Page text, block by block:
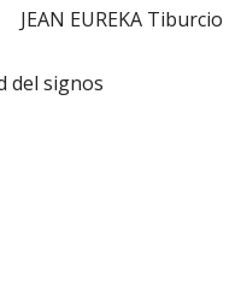
JEAN EUREKA Tiburcio
del signos